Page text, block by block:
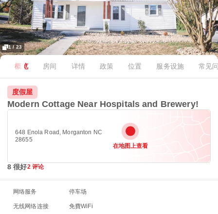
1 / 23
概览 房间 详情 政策 位置 服务设施 常见
度假屋
Modern Cottage Near Hospitals and Brewery!
648 Enola Road, Morganton NC
28655
在地图上查看
8 很好2 评论
网络服务 停车场
无线网络连接 免費WiFi